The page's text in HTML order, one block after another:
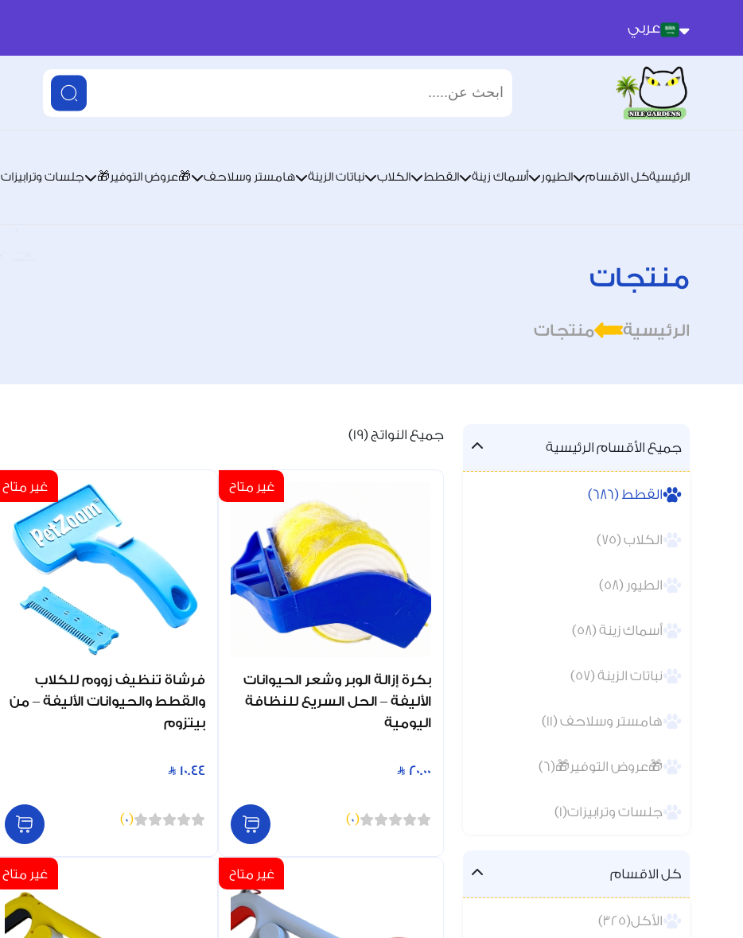
عربي
عربي
انجليزي
الرئيسيةكل الاقسام الطيور أسماك زينة القطط الكلاب نباتات الزينة هامستر وسلاحف 🎁عروض التوفير🎁 جلسات وترابيزات
منتجات
الرئيسية منتجات
جميع الأقسام الرئيسية
القطط (686)
الكلاب (75)
الطيور (58)
أسماك زينة (58)
نباتات الزينة (57)
هامستر وسلاحف (11)
🎁عروض التوفير🎁(6)
جلسات وترابيزات(1)
كل الاقسام
الأكل(325)
جميع النواتج (19)
غير متاح
بكرة إزالة الوبر وشعر الحيوانات
الأليفة – الحل السريع للنظافة
اليومية
20.00
(
0
)
غير متاح
فرشاة تنظيف زووم للكلاب
والقطط والحيوانات الأليفة – من
بيتزوم
10.44
(
0
)
غير متاح غير متاح